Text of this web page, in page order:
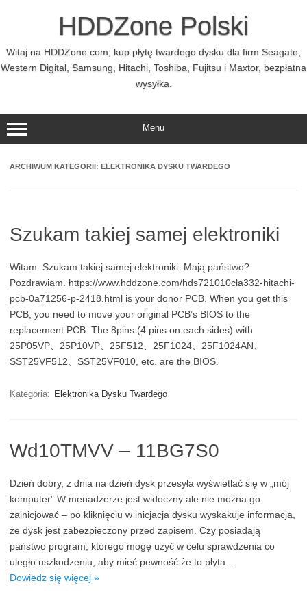
HDDZone Polski
Witaj na HDDZone.com, kup płytę twardego dysku dla firm Seagate,
Western Digital, Samsung, Hitachi, Toshiba, Fujitsu i Maxtor, bezpłatna
wysyłka.
Menu
ARCHIWUM KATEGORII: ELEKTRONIKA DYSKU TWARDEGO
Szukam takiej samej elektroniki
Witam. Szukam takiej samej elektroniki. Mają państwo?
Pozdrawiam. https://www.hddzone.com/hds721010cla332-hitachi-
pcb-0a71256-p-2418.html is your donor PCB. When you get this
PCB, you need to move your original PCB’s BIOS to the
replacement PCB. The 8pins (4 pins on each sides) with
25P05VP、25P10VP、25F512、25F1024、25F1024AN、
SST25VF512、SST25VF010, etc. are the BIOS.
Kategoria: Elektronika Dysku Twardego
Wd10TMVV – 11BG7S0
Dzień dobry, z dnia na dzień dysk przesyła wyświetlać się w „mój
komputer” W menadżerze jest widoczny ale nie można go
zainicjować – po kliknięciu w inicjacja dysku wyskakuje informacja,
że dysk jest zabezpieczony przed zapisem. Czy posiadają
państwo program, którego mogę użyć w celu sprawdzenia co
uległo uszkodzeniu, aby mieć pewność że to płyta…
Dowiedz się więcej »